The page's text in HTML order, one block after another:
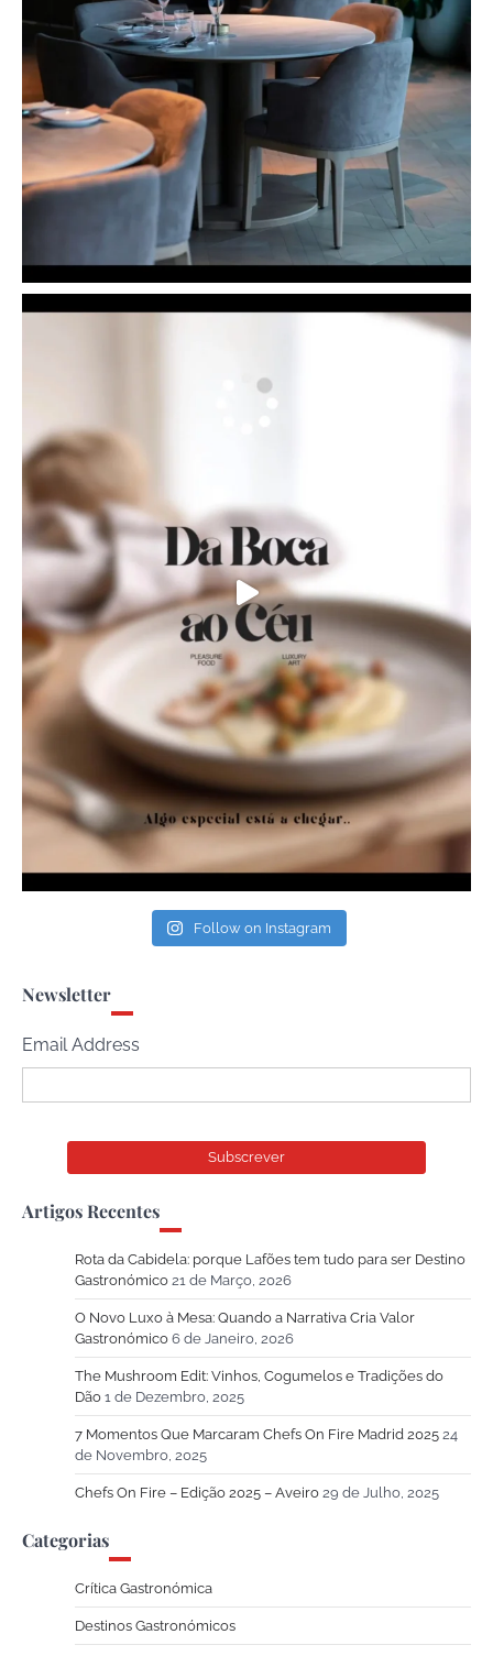
Follow on Instagram
Newsletter
Email Address
Artigos Recentes
Rota da Cabidela: porque Lafões tem tudo para ser Destino
Gastronómico 21 de Março, 2026
O Novo Luxo à Mesa: Quando a Narrativa Cria Valor
Gastronómico 6 de Janeiro, 2026
The Mushroom Edit: Vinhos, Cogumelos e Tradições do
Dão 1 de Dezembro, 2025
7 Momentos Que Marcaram Chefs On Fire Madrid 2025 24
de Novembro, 2025
Chefs On Fire – Edição 2025 – Aveiro 29 de Julho, 2025
Categorias
Crítica Gastronómica
Destinos Gastronómicos